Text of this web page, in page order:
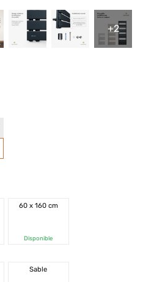
+2
60 x 160 cm
Disponible
Sable